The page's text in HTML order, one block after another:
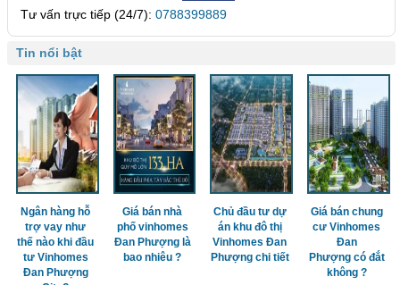
Tư vấn trực tiếp (24/7): 0788399889
Tin nổi bật
Ngân hàng hỗ
trợ vay như
thế nào khi đầu
tư Vinhomes
Đan Phượng
Giá bán nhà
phố vinhomes
Đan Phượng là
bao nhiêu ?
Chủ đầu tư dự
án khu đô thị
Vinhomes Đan
Phượng chi tiết
Giá bán chung
cư Vinhomes
Đan
Phượng có đắt
không ?